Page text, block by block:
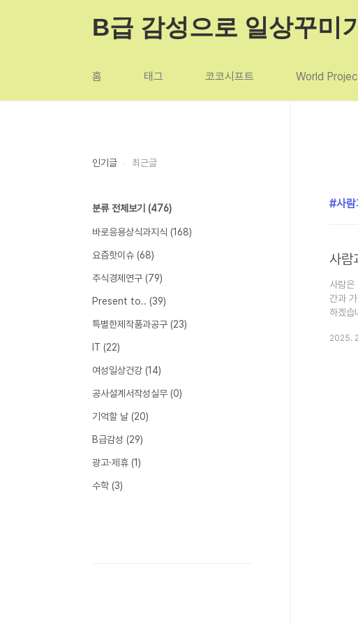
B급 감성으로 일상꾸미
홈 태그 코코시프트 World
사
사람
사람은
간과
하겠
율은
2025.
인기글 최근글
분류 전체보기 (476)
바로응용상식과지식 (168)
요즘핫이슈 (68)
주식경제연구 (79)
Present to.. (39)
특별한제작품과공구 (23)
IT (22)
여성일상건강 (14)
공사설계서작성실무 (0)
기억할 날 (20)
B급감성 (29)
광고·제휴 (1)
수학 (3)